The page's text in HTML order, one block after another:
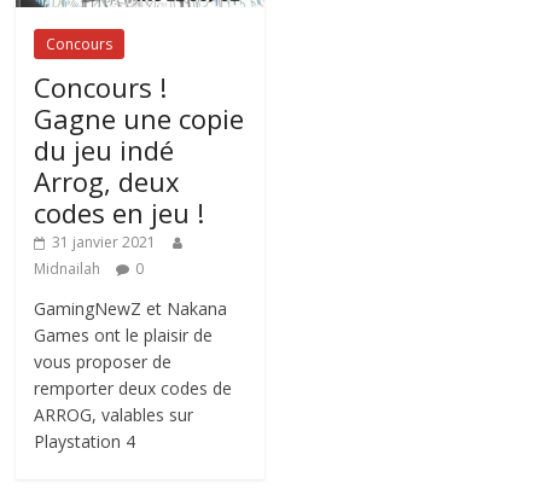
Concours
Concours !
Gagne une copie
du jeu indé
Arrog, deux
codes en jeu !
31 janvier 2021
Midnailah
0
GamingNewZ et Nakana
Games ont le plaisir de
vous proposer de
remporter deux codes de
ARROG, valables sur
Playstation 4